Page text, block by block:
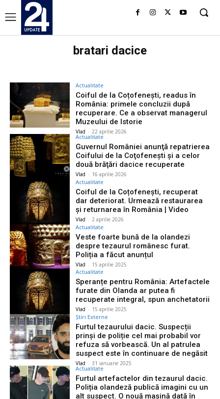
bratari dacice
Actualitate
Coiful de la Coțofenești, readus în
România: primele concluzii după
recuperare. Ce a observat managerul
Muzeului de Istorie
Vlad - 22 aprilie 2026
Actualitate
Guvernul României anunţă repatrierea
Coifului de la Coţofeneşti şi a celor
două brăţări dacice recuperate
Vlad - 16 aprilie 2026
Actualitate
Coiful de la Coțofenești, recuperat
dar deteriorat. Urmează restaurarea
și returnarea în România | Video
Vlad - 2 aprilie 2026
Actualitate
Veste foarte bună de la olandezi
despre tezaurul românesc furat.
Poliția a făcut anunțul
Vlad - 15 aprilie 2025
Actualitate
Speranțe pentru România: Artefactele
furate din Olanda ar putea fi
recuperate integral, spun anchetatorii
Vlad - 15 aprilie 2025
Știri Externe
Furtul tezaurului dacic. Suspecții
prinși de poliție cel mai probabil vor
refuza să vorbească. Un al patrulea
suspect este în continuare de negăsit
Vlad - 31 ianuarie 2025
Actualitate
Furtul artefactelor din tezaurul dacic.
Poliția olandeză publică imagini cu un
alt suspect. O nouă mașină dată în